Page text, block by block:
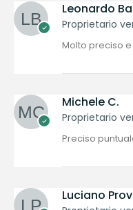
Leonardo
Proprietario
Molto preciso
Michele C.
Proprietario
Preciso
Luciano